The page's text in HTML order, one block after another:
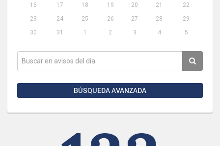
16
17 18 19 20 21
22
23
24 25 26 27 28
29
30
31 1 2 3 4 5
BÚSQUEDA AVANZADA